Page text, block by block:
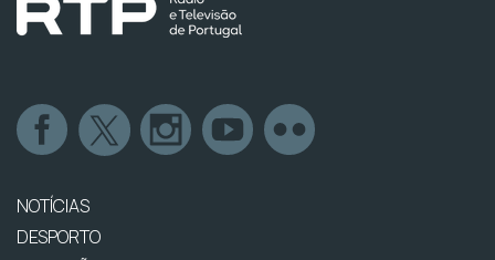
NOTÍCIAS
DESPORTO